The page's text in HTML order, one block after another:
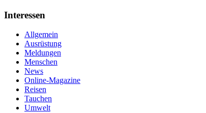
Interessen
Allgemein
Ausrüstung
Meldungen
Menschen
News
Online-Magazine
Reisen
Tauchen
Umwelt